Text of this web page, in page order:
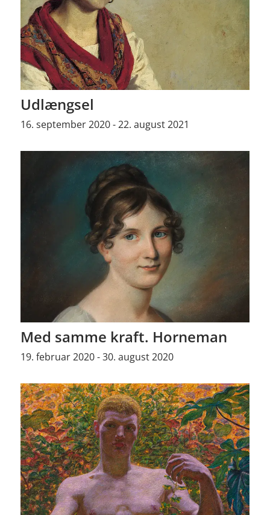
Udlængsel
16. september 2020 - 22. august 2021
Med samme kraft. Horneman
19. februar 2020 - 30. august 2020